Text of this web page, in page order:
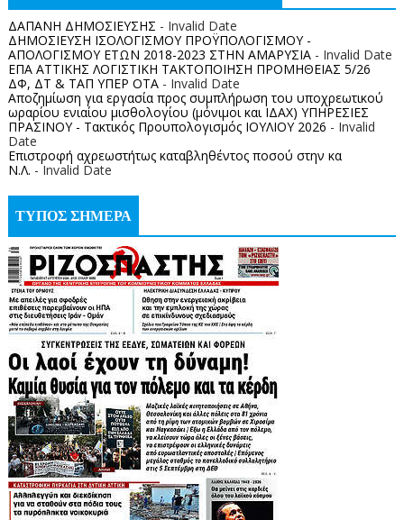
ΔΑΠΑΝΗ ΔΗΜΟΣΙΕΥΣΗΣ - Invalid Date
ΔΗΜΟΣΙΕΥΣΗ ΙΣΟΛΟΓΙΣΜΟΥ ΠΡΟΫΠΟΛΟΓΙΣΜΟΥ -
ΑΠΟΛΟΓΙΣΜΟΥ ΕΤΩΝ 2018-2023 ΣΤΗΝ ΑΜΑΡΥΣΙΑ- Invalid Date
ΕΠΑ ΑΤΤΙΚΗΣ ΛΟΓΙΣΤΙΚΗ ΤΑΚΤΟΠΟΙΗΣΗ ΠΡΟΜΗΘΕΙΑΣ 5/26
ΔΦ, ΔΤ & ΤΑΠ ΥΠΕΡ ΟΤΑ- Invalid Date
Αποζημίωση για εργασία προς συμπλήρωση του υποχρεωτικού
ωραρίου ενιαίου μισθολογίου (μόνιμοι και ΙΔΑΧ) ΥΠΗΡΕΣΙΕΣ
ΠΡΑΣΙΝΟΥ - Τακτικός Προυπολογισμός ΙΟΥΛΙΟΥ 2026 - Invalid
Date
Επιστροφή αχρεωστήτως καταβληθέντος ποσoύ στην κα
Ν.Λ. - Invalid Date
ΤΥΠΟΣ ΣΗΜΕΡΑ